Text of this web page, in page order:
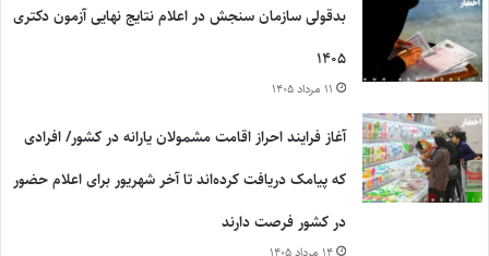
بدقولی سازمان سنجش در اعلام نتایج نهایی آزمون دکتری
۱۴۰۵
۱۱ مرداد ۱۴۰۵
آغاز فرایند احراز اقامت مشمولان یارانه در کشور/ افرادی
که پیامک دریافت کرده‌اند تا آخر شهریور برای اعلام حضور
در کشور فرصت دارند
۱۴ مرداد ۱۴۰۵